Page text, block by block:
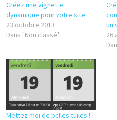
Créez une vignette
dynamique pour votre site
23 octobre 2013
Dans "Non classé"
26
Mettez moi de belles tuiles !